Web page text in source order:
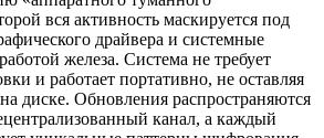
вся активность маскируется под
драйвера и системные
железа. Система не требует
и работает портативно, не оставляя
диске. Обновления распространяются
канал, а каждый